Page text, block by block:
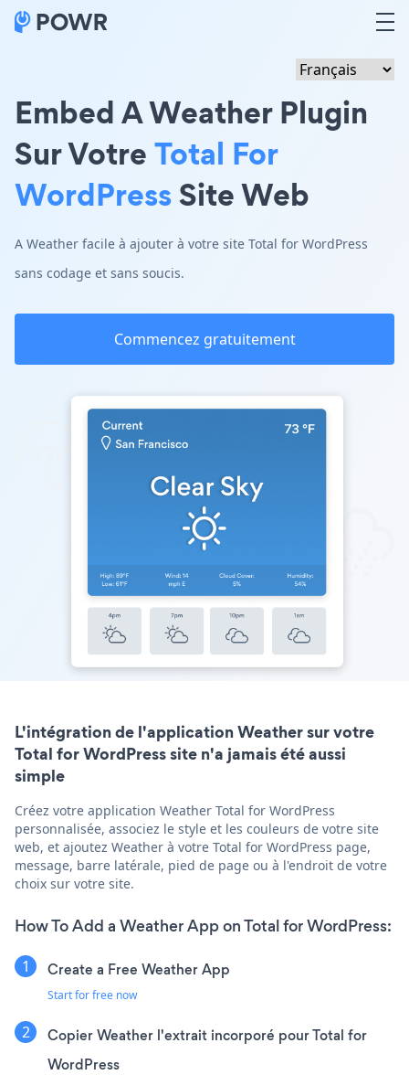
Embed A Weather Plugin
Sur VotreTotal For
WordPressSite Web
A Weather facile à ajouter à votre site Total for WordPress
sans codage et sans soucis.
Commencez gratuitement
L'intégration de l'application Weather sur votre
Total for WordPress site n'a jamais été aussi
simple
Créez votre application Weather Total for WordPress
personnalisée, associez le style et les couleurs de votre site
web, et ajoutez Weather à votre Total for WordPress page,
message, barre latérale, pied de page ou à l'endroit de votre
choix sur votre site.
How To Add a Weather App on Total for WordPress:
Create a Free Weather App
Start for free now
Copier Weather l'extrait incorporé pour Total for
WordPress